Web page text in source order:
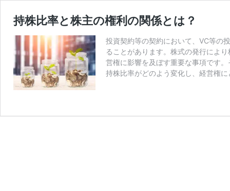
持株比率と株主の権利の関係とは？
投資契約等の契約において、VC等の
ることがあります。株式の発行によ
営権に影響を及ぼす重要な事項です
持株比率がどのよう変化し、経営権